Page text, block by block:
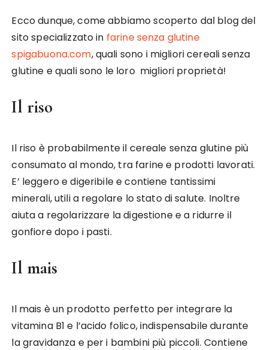
Ecco dunque, come abbiamo scoperto dal blog del
sito specializzato in farine senza glutine
spigabuona.com, quali sono i migliori cereali senza
glutine e quali sono le loro migliori proprietà!
Il riso
Il riso è probabilmente il cereale senza glutine più
consumato al mondo, tra farine e prodotti lavorati.
E’ leggero e digeribile e contiene tantissimi
minerali, utili a regolare lo stato di salute. Inoltre
aiuta a regolarizzare la digestione e a ridurre il
gonfiore dopo i pasti.
Il mais
Il mais è un prodotto perfetto per integrare la
vitamina B1 e l’acido folico, indispensabile durante
la gravidanza e per i bambini più piccoli. Contiene